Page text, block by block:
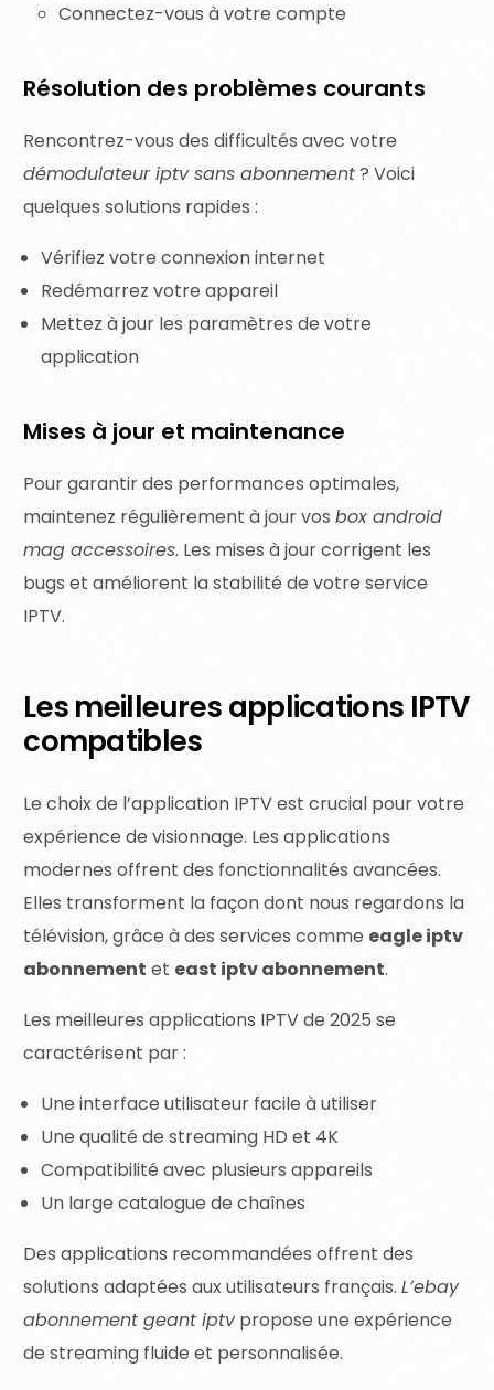
Connectez-vous à votre compte
Résolution des problèmes courants
Rencontrez-vous des difficultés avec votre
démodulateur iptv sans abonnement? Voici
quelques solutions rapides :
Vérifiez votre connexion internet
Redémarrez votre appareil
Mettez à jour les paramètres de votre
application
Mises à jour et maintenance
Pour garantir des performances optimales,
maintenez régulièrement à jour vosbox android
mag accessoires. Les mises à jour corrigent les
bugs et améliorent la stabilité de votre service
IPTV.
Les meilleures applications IPTV
compatibles
Le choix de l’application IPTV est crucial pour votre
expérience de visionnage. Les applications
modernes offrent des fonctionnalités avancées.
Elles transforment la façon dont nous regardons la
télévision, grâce à des services comme eagle iptv
abonnement et east iptv abonnement.
Les meilleures applications IPTV de 2025 se
caractérisent par :
Une interface utilisateur facile à utiliser
Une qualité de streaming HD et 4K
Compatibilité avec plusieurs appareils
Un large catalogue de chaînes
Des applications recommandées offrent des
solutions adaptées aux utilisateurs français.L’ebay
abonnement geant iptvpropose une expérience
de streaming fluide et personnalisée.